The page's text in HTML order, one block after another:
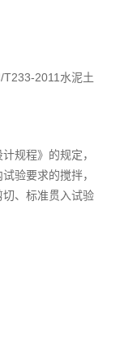
T233-2011水泥土
规程》的规定，
验要求的搅拌，
、标准贯入试验